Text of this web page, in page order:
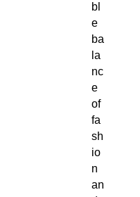
bl
e
ba
la
nc
e
of
fa
sh
io
n
an